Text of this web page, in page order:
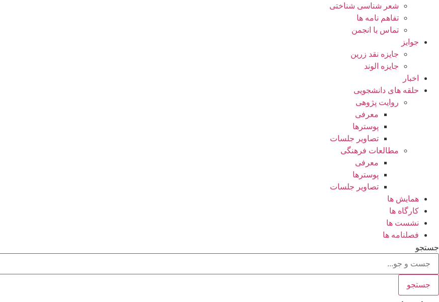
شعر شناسی شناختی
تفاهم نامه ها
تماس با انجمن
جوایز
جایزه نقد زرین
جایزه الوند
اخبار
حلقه های دانشجویی
روایت پژوهی
معرفی
پوسترها
تصاویر جلسات
مطالعات فرهنگی
معرفی
پوسترها
تصاویر جلسات
همایش ها
کارگاه ها
نشست ها
فصلنامه ها
جستجو
جستجو